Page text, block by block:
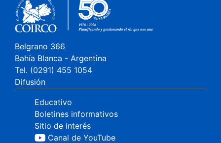
Belgrano 366
Bahía Blanca - Argentina
Tel. (0291) 455 1054
Difusión
Educativo
Boletines informativos
Sitio de interés
Canal de YouTube